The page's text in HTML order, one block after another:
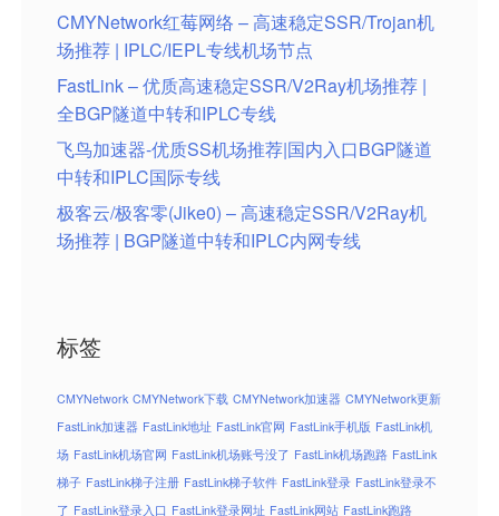
CMYNetwork红莓网络 – 高速稳定SSR/Trojan机
场推荐 | IPLC/IEPL专线机场节点
FastLink – 优质高速稳定SSR/V2Ray机场推荐 |
全BGP隧道中转和IPLC专线
飞鸟加速器-优质SS机场推荐|国内入口BGP隧道
中转和IPLC国际专线
极客云/极客零(Jike0) – 高速稳定SSR/V2Ray机
场推荐 | BGP隧道中转和IPLC内网专线
标签
CMYNetwork CMYNetwork下载 CMYNetwork加速器 CMYNetwork更新
FastLink加速器 FastLink地址 FastLink官网 FastLink手机版 FastLink机
场 FastLink机场官网 FastLink机场账号没了 FastLink机场跑路 FastLink
梯子 FastLink梯子注册 FastLink梯子软件 FastLink登录 FastLink登录不
了 FastLink登录入口 FastLink登录网址 FastLink网站 FastLink跑路